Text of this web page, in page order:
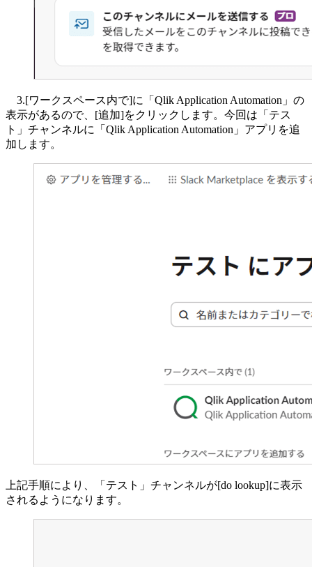
3.[ワークスペース内で]に「Qlik Application Automation」の
表示があるので、[追加]をクリックします。今回は「テス
ト」チャンネルに「Qlik Application Automation」アプリを追
加します。
上記手順により、「テスト」チャンネルが[do lookup]に表示
されるようになります。